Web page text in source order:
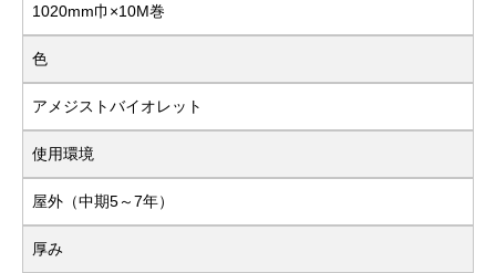
1020mm巾×10M巻
色
アメジストバイオレット
使用環境
屋外（中期5～7年）
厚み